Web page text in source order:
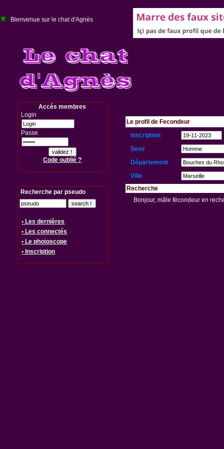
Bienvenue sur le chat d'Agnès
Accés membres
Login
Passe
Code oublié ?
Recherche par pseudo
• Les dernières
• Les connectés
• Le photoscope
• Inscription
Le profil de Fecondeur
Inscription
Sexe
Département
Ville
Recherche
Bonjour, mâle fécondeur en